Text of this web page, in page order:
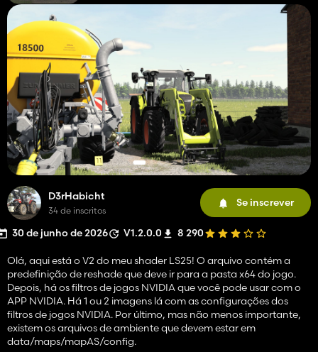
D3rHabicht
34 de inscritos
Se inscrever
30 de junho de 2026 V1.2.0.0 8 290
Olá, aqui está o V2 ​​do meu shader LS25! O arquivo contém a
predefinição de reshade que deve ir para a pasta x64 do jogo.
Depois, há os filtros de jogos NVIDIA que você pode usar com o
APP NVIDIA. Há 1 ou 2 imagens lá com as configurações dos
filtros de jogos NVIDIA. Por último, mas não menos importante,
existem os arquivos de ambiente que devem estar em
data/maps/mapAS/config.